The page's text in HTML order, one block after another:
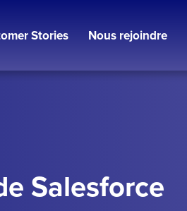
Stories Nous rejoindre
Salesforce